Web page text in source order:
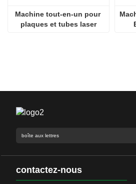
Machine tout-en-un pour
plaques et tubes laser
contactez-nous